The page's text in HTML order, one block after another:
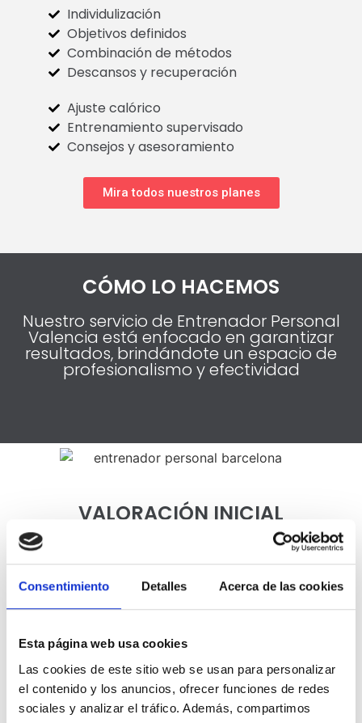
Consentimiento Detalles Acerca de las cookies
Esta página web usa cookies
Las cookies de este sitio web se usan para personalizar
el contenido y los anuncios, ofrecer funciones de redes
sociales y analizar el tráfico. Además, compartimos
Individulización
Objetivos definidos
Combinación de métodos
Descansos y recuperación
Ajuste calórico
Entrenamiento supervisado
Consejos y asesoramiento
Mira todos nuestros planes
CÓMO LO HACEMOS
Nuestro servicio de Entrenador Personal
Valencia está enfocado en garantizar
resultados, brindándote un espacio de
profesionalismo y efectividad
VALORACIÓN INICIAL
Antes de empezar realizaremos una
en detalle tu situación actual y tus
objetivos. Seguidamente, analizaremos tu
composición corporal y tus capacidades
físicas básicas para diseñar el programa
de entrenamiento ideal para ti.